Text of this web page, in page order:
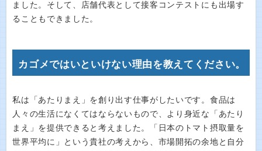
ました。そして、店舗代表として接客コンテストにも出場す
ることもできました。
カゴメではいといけない理由を教えてください。
私は「あたりまえ」を創り出す仕事がしたいです。食品は
人々の生活になくてはならないもので、より身近な「あたり
まえ」を提供できると考えました。「日本のトマト摂取量を
世界平均に」という貴社の考えから、市場開拓の余地と自分